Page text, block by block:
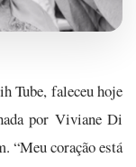
Tube, faleceu hoje
por Viviane Di
“Meu coração está